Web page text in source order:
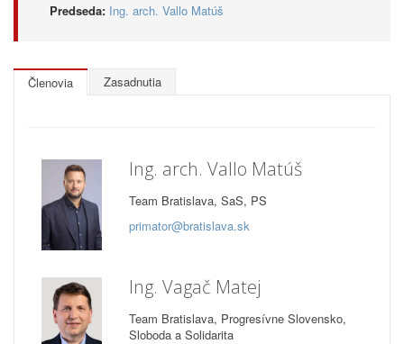
Predseda: Ing. arch. Vallo Matúš
Členovia Zasadnutia
Ing. arch. Vallo Matúš
Team Bratislava, SaS, PS
primator@bratislava.sk
Ing. Vagač Matej
Team Bratislava, Progresívne Slovensko,
Sloboda a Solidarita